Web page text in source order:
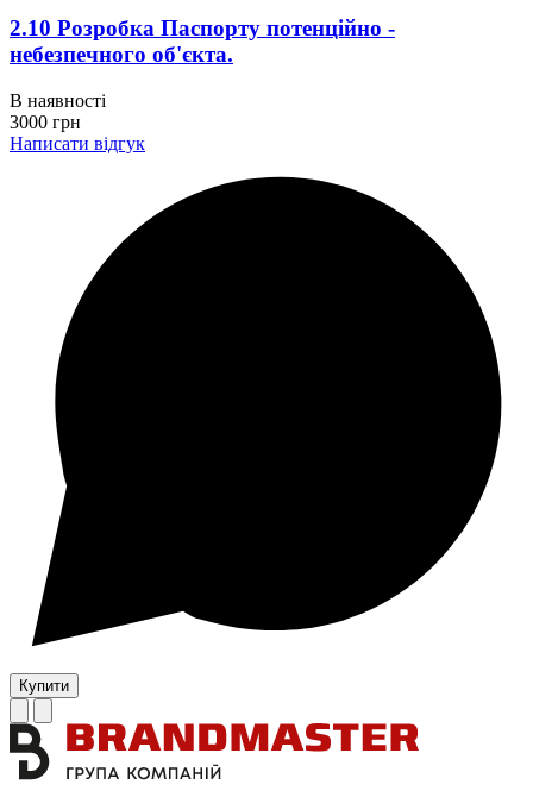
2.10 Розробка Паспорту потенційно -
небезпечного об'єкта.
В наявності
3000 грн
Написати відгук
Купити